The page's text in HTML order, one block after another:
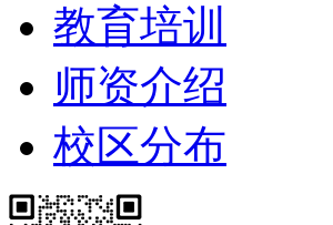
教育培训
师资介绍
校区分布